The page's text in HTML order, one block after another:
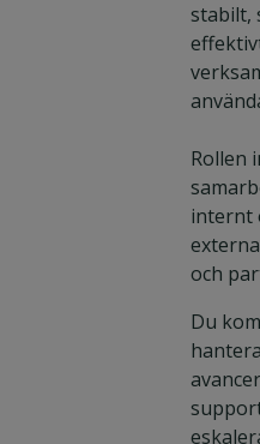
stabilt,
Rollen
internt
och
Du